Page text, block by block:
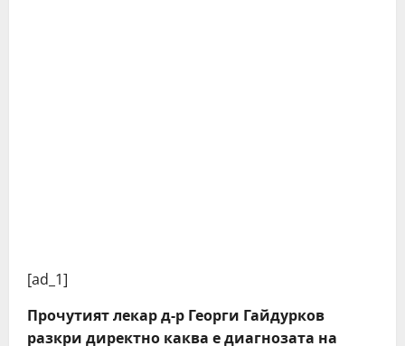
[ad_1]
Прочутият лекар д-р Георги Гайдурков
разкри директно каква е диагнозата на